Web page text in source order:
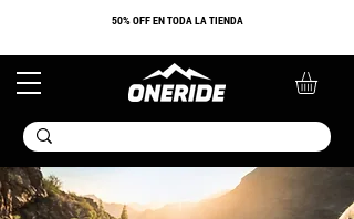
​50% OFF EN TODA LA TIENDA